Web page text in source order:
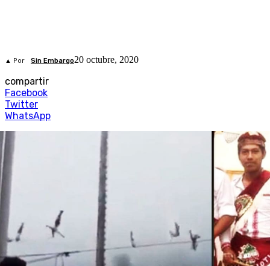
▲ Por Sin Embargo20 octubre, 2020
compartir
Facebook
Twitter
WhatsApp